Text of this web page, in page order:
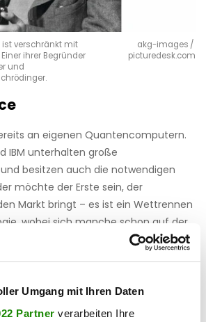
Umgang mit Ihren Daten
Partner verarbeiten Ihre
ist verschränkt mit
ihrer Begründer
und
akg-images /
picturedesk.com
an eigenen Quantencomputern.
IBM unterhalten große
besitzen auch die notwendigen
möchte der Erste sein, der
Markt bringt – es ist ein Wettrennen
wobei sich manche schon auf der
­Google und Microsoft sehen sich
das SCCH auf die Vorbereitung
die Hardware ­skalierbar sein wird,